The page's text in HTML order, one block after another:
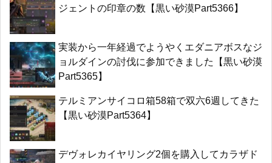
ジェントの印章の数【黒い砂漠Part5366】
実装から一年経過でようやくエダニアボスなジ
ョルダインの討伐に参加できました【黒い砂漠
Part5365】
テルミアンサイコロ箱58箱で双六6週してきた
【黒い砂漠Part5364】
デヴォレカイヤリング2個を購入してカラザド